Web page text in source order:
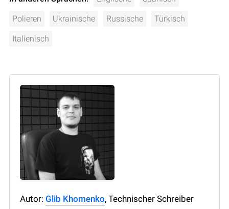
Polieren Ukrainische Russische Türkisch
Italienisch
Autor: Glib Khomenko, Technischer Schreiber